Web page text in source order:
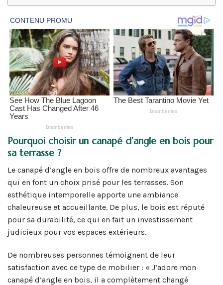
Pourquoi choisir un canapé d’angle en bois pour
sa terrasse ?
Le canapé d’angle en bois offre de nombreux avantages
qui en font un choix prisé pour les terrasses. Son
esthétique intemporelle apporte une ambiance
chaleureuse et accueillante. De plus, le bois est réputé
pour sa durabilité, ce qui en fait un investissement
judicieux pour vos espaces extérieurs.
De nombreuses personnes témoignent de leur
satisfaction avec ce type de mobilier : « J’adore mon
canapé d’angle en bois, il a complètement changé